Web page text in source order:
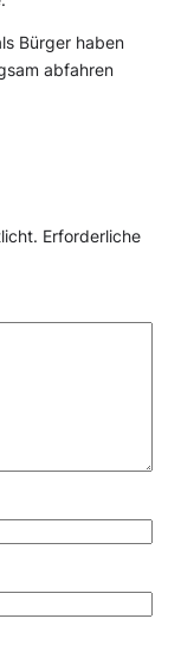
Bürger haben
abfahren
Erforderliche